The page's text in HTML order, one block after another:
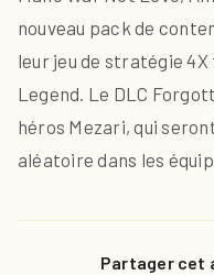
nouveau pack de
leur jeu de stratégie
Legend. Le DLC
héros Mezari, qui
aléatoire dans les
Partager cet